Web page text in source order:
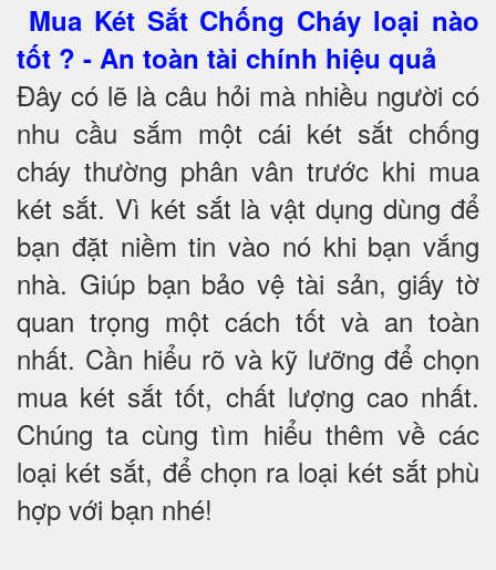
Mua Két Sắt Chống Cháy loại nào
tốt ? - An toàn tài chính hiệu quả
Đây có lẽ là câu hỏi mà nhiều người có
nhu cầu sắm một cái két sắt chống
cháy thường phân vân trước khi mua
két sắt. Vì két sắt là vật dụng dùng để
bạn đặt niềm tin vào nó khi bạn vắng
nhà. Giúp bạn bảo vệ tài sản, giấy tờ
quan trọng một cách tốt và an toàn
nhất. Cần hiểu rõ và kỹ lưỡng để chọn
mua két sắt tốt, chất lượng cao nhất.
Chúng ta cùng tìm hiểu thêm về các
loại két sắt, để chọn ra loại két sắt phù
hợp với bạn nhé!